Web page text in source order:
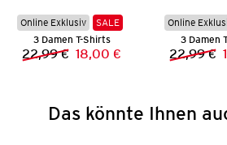
Online Exklusiv
SALE
3 Damen T-Shirts
Vorheriger Preis:
22,99 € Neuer Preis:
18,00 €
Online
3 Damen
22,99 €
Das könnte Ihnen